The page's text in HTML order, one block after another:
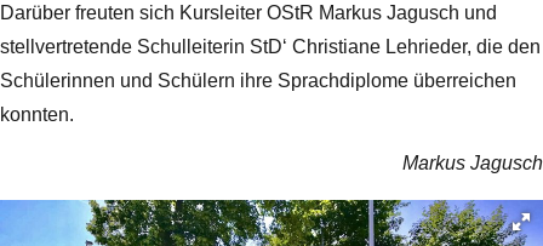
Darüber freuten sich Kursleiter OStR Markus Jagusch und
stellvertretende Schulleiterin StD‘ Christiane Lehrieder, die den
Schülerinnen und Schülern ihre Sprachdiplome überreichen
konnten.
Markus Jagusch